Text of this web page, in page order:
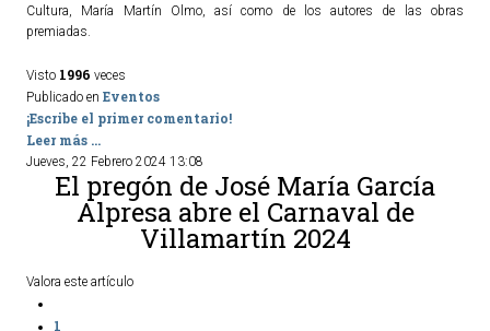
Cultura, María Martín Olmo, así como de los autores de las obras
premiadas.
Visto 1996 veces
Publicado en Eventos
¡Escribe el primer comentario!
Leer más ...
Jueves, 22 Febrero 2024 13:08
El pregón de José María García
Alpresa abre el Carnaval de
Villamartín 2024
Valora este artículo
1